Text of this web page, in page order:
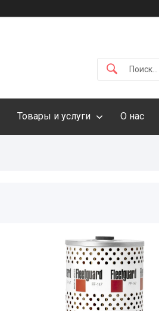
Товары и услуги О нас